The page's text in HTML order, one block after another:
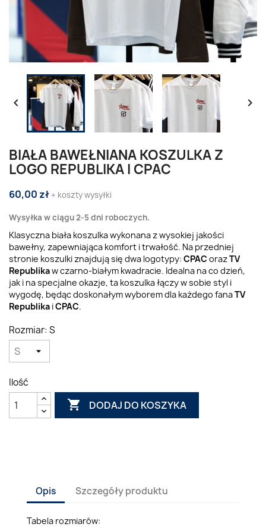
 
BIAŁA BAWEŁNIANA KOSZULKA Z
LOGO REPUBLIKA I CPAC
60,00 zł + koszty wysyłki
Wysyłka w ciągu 2-5 dni roboczych.
Klasyczna biała koszulka wykonana z wysokiej jakości
bawełny, zapewniająca komfort i trwałość. Na przedniej
stronie koszulki znajdują się dwa logotypy: CPAC orazTV
Republikaw czarno-białym kwadracie. Idealna na co dzień,
jak i na specjalne okazje, ta koszulka łączy w sobie styl i
wygodę, będąc doskonałym wyborem dla każdego fanaTV
Republika iCPAC.
Rozmiar: S
Ilość
 DODAJ DO KOSZYKA
Opis Szczegóły produktu
Tabela rozmiarów: